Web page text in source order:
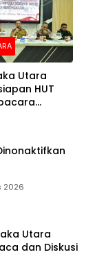
Utara
HUT
2026
Utara
dan Diskusi